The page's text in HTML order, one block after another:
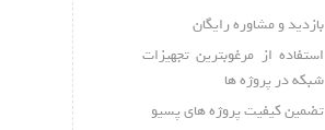
​بازدید و مشاوره رایگان
​استفاده از مرغوبترین تجهیزات
شبکه در پروژه ها
​تضمین کیفیت پروژه های پسیو